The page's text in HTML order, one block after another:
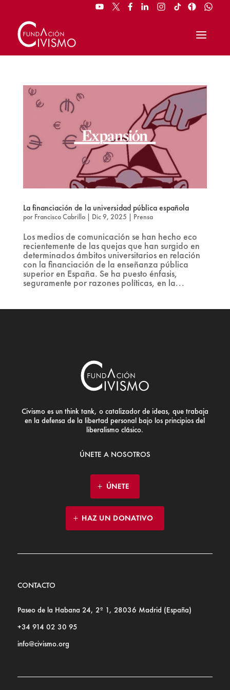
La financiación de la universidad pública española
por Francisco Cabrillo| Dic 9, 2025 Prensa
Los medios de comunicación se han hecho eco
recientemente de las quejas que han surgido en
determinados ámbitos universitarios en relación
con la financiación de la enseñanza pública
superior en España. Se ha puesto énfasis,
seguramente por razones políticas, en la...
Civismo es un think tank, o catalizador de ideas, que trabaja
en la defensa de la libertad personal bajo los principios del
liberalismo clásico.
ÚNETE A NOSOTROS
ÚNETE
HAZ UN DONATIVO
CONTACTO
Paseo de la Habana 24, 2º 1, 28036 Madrid (España)
+34 914 02 30 95
info@civismo.org